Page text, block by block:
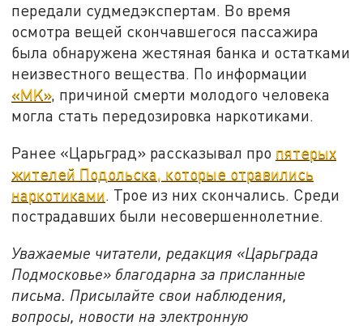
передали судмедэкспертам. Во время
осмотра вещей скончавшегося пассажира
была обнаружена жестяная банка и остатками
неизвестного вещества. По информации
«MK», причиной смерти молодого человека
могла стать передозировка наркотиками.
Ранее «Царьград» рассказывал про пятерых
жителей Подольска, которые отравились
наркотиками. Трое из них скончались. Среди
пострадавших были несовершеннолетние.
Уважаемые читатели, редакция «Царьграда
Подмосковье» благодарна за присланные
письма. Присылайте свои наблюдения,
вопросы, новости на электронную